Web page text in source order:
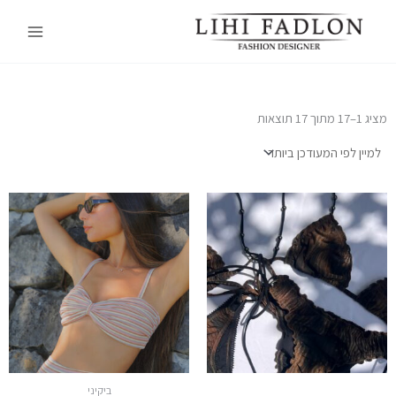
מציג 1–17 מתוך 17 תוצאות
למוצר
זה
יש
מספר
סוגים.
ניתן
לבחור
את
האפשרויות
ביקיני
למוצר
זה
יש
מספר
סוגים.
ניתן
לבחור
את
האפשרויות